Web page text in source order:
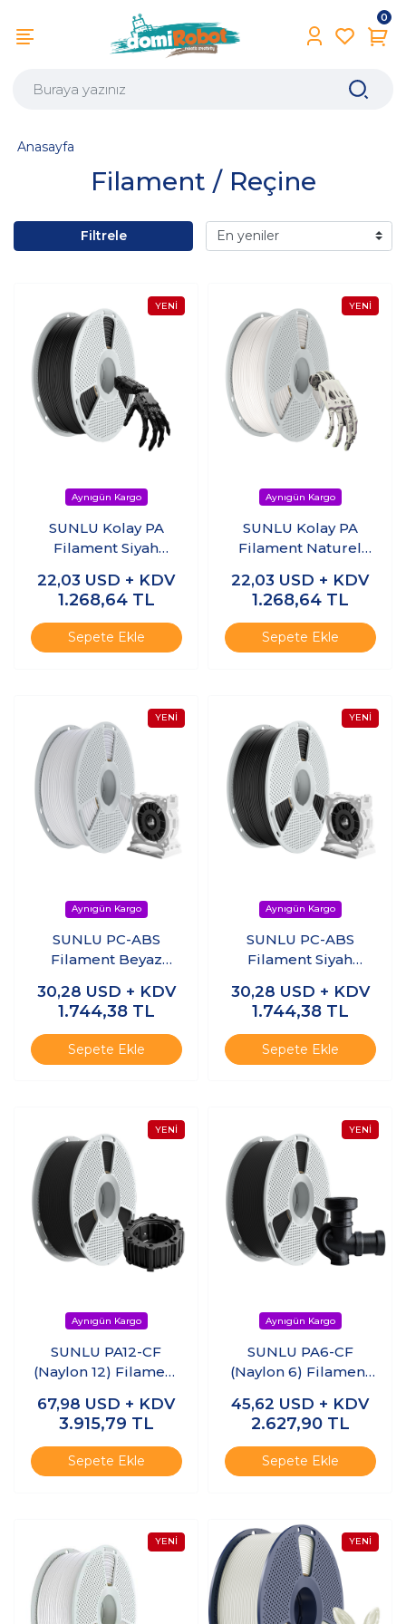
0
Filament / Reçine
Anasayfa
Filtrele
SUNLU Kolay PA
Filament Siyah
22,03 USD + KDV
1.268,64 TL
Sepete Ekle
SUNLU Kolay PA
Filament Naturel
22,03 USD + KDV
1.268,64 TL
Sepete Ekle
SUNLU PC-ABS
Filament Beyaz
30,28 USD + KDV
1.744,38 TL
Sepete Ekle
SUNLU PC-ABS
Filament Siyah
30,28 USD + KDV
1.744,38 TL
Sepete Ekle
SUNLU PA12-CF
(Naylon 12) Filament
67,98 USD + KDV
3.915,79 TL
Sepete Ekle
SUNLU PA6-CF
(Naylon 6) Filament
45,62 USD + KDV
2.627,90 TL
Sepete Ekle